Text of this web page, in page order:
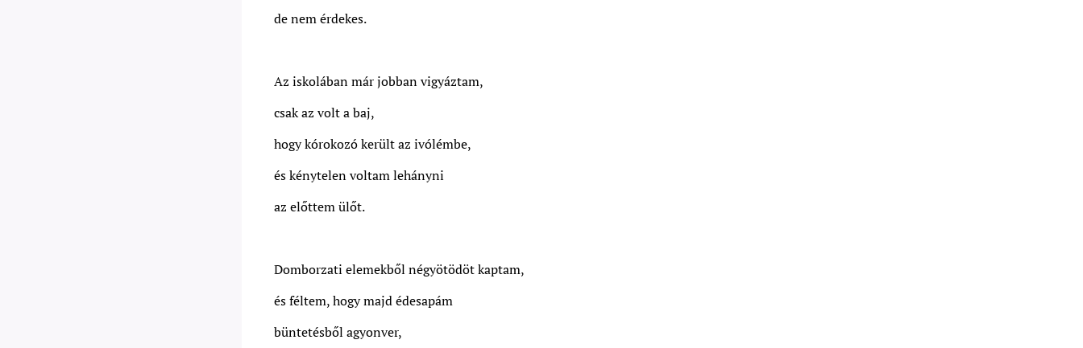
de nem érdekes.
Az iskolában már jobban vigyáztam,
csak az volt a baj,
hogy kórokozó került az ivólémbe,
és kénytelen voltam lehányni
az előttem ülőt.
Domborzati elemekből négyötödöt kaptam,
és féltem, hogy majd édesapám
büntetésből agyonver,